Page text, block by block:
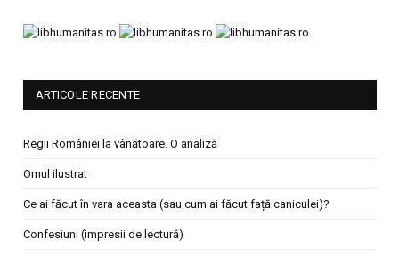
ARTICOLE RECENTE
Regii României la vânătoare. O analiză
Omul ilustrat
Ce ai făcut în vara aceasta (sau cum ai făcut față caniculei)?
Confesiuni (impresii de lectură)